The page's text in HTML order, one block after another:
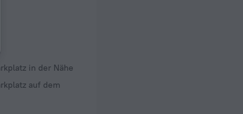
in der Nähe
auf dem